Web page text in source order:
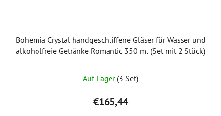
Bohemia Crystal handgeschliffene Gläser für Wasser und
alkoholfreie Getränke Romantic 350 ml (Set mit 2 Stück)
Auf Lager (3 Set)
€165,44